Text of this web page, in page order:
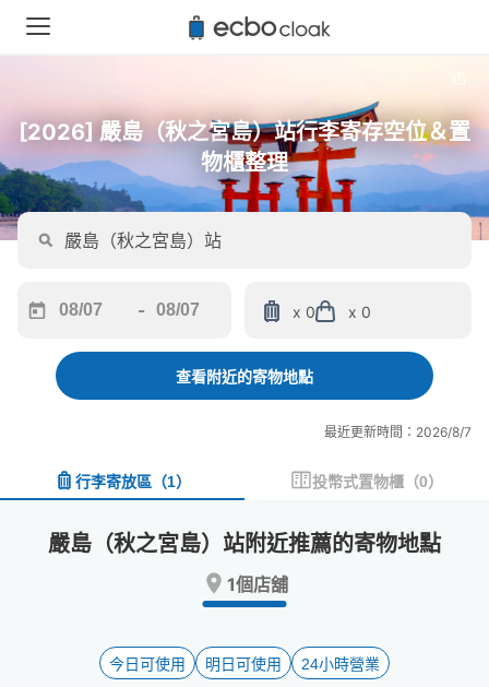
[2026] 嚴島（秋之宮島）站行李寄存空位＆置
物櫃整理
forward
interact
and
a
date.
-
backward
interact
and
a
date.
key
to
x 0 x 0
查看附近的寄物地點
最近更新時間：2026/8/7
行李寄放區 （1） 投幣式置物櫃 （0）
嚴島（秋之宮島）站附近推薦的寄物地點
1個店舖
今日可使用 明日可使用 24小時營業